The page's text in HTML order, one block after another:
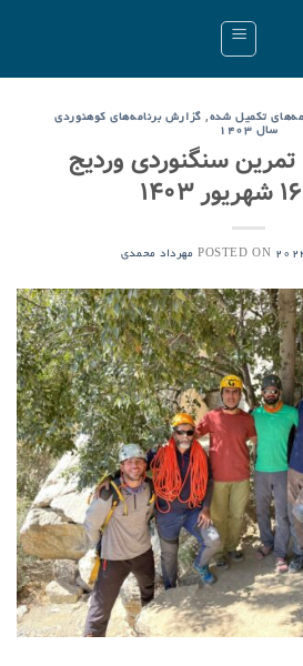
تکمیل شده, گزارش برنامه‌های کوهنوردی
سال ۱۴۰۳
تمرین سنگنوردی وردیج
POSTED ON مهرداد محمدی